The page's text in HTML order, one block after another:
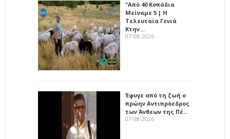
"Από 40 Κοπάδια
Μείναμε 5 | Η
Τελευταία Γενιά
Κτην…
07-08-2026
Έφυγε από τη ζωή ο
πρώην Αντιπρόεδρος
των Άνθεων της Πέ…
07-08-2026